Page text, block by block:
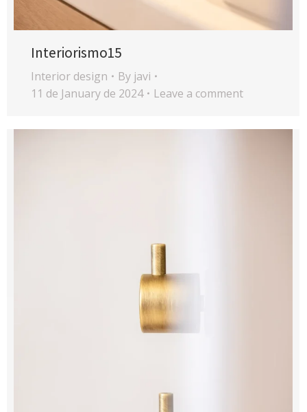
Interiorismo15
Interior design By javi
11 de January de 2024
Leave a comment